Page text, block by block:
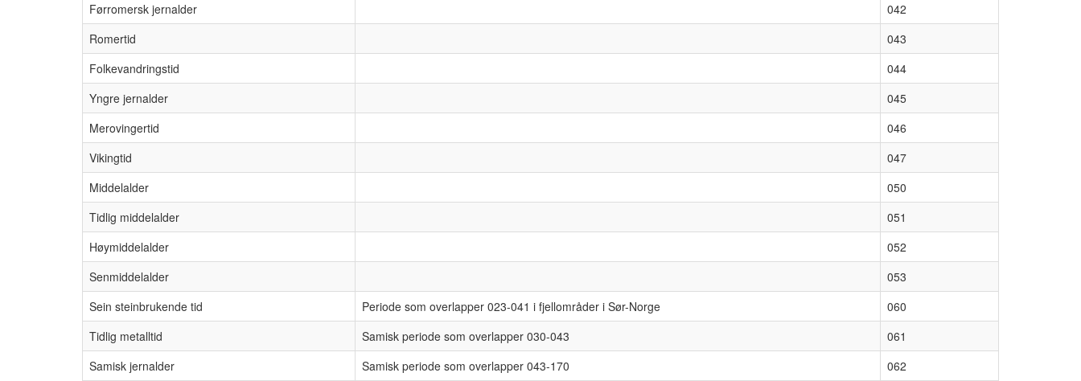
Førromersk jernalder
042
Romertid
043
Folkevandringstid
044
Yngre jernalder
045
Merovingertid
046
Vikingtid
047
Middelalder
050
Tidlig middelalder
051
Høymiddelalder
052
Senmiddelalder
053
Sein steinbrukende tid
Periode som overlapper 023-041 i fjellområder i Sør-Norge
060
Tidlig metalltid
Samisk periode som overlapper 030-043
061
Samisk jernalder
Samisk periode som overlapper 043-170
062